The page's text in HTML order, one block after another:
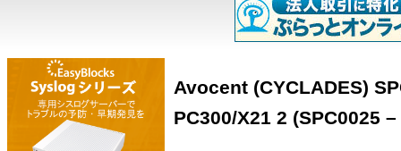
Avocent (CYCLADES)
PC300/X21 2 (SPC0025